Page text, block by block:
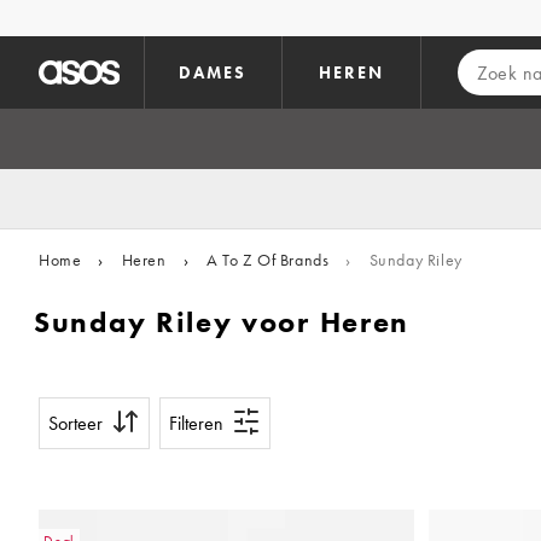
DAMES HEREN
Home › Heren › A To Z Of Brands › Sunday Riley
Sunday Riley voor Heren
Sorteer Filteren